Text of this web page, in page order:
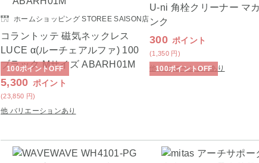
ホームショッピング STOREE SAISON店
コラントッテ 磁気ネックレス
LUCE α(ルーチェアルファ) 100
ブラック Mサイズ ABARH01M
5,300 ポイント
(23,850 円)
100ポイントOFF
他 バリエーションあり
U-ni 角栓クリーナー マ
ンク
300 ポイント
(1,350 円)
100ポイントOFF
他 バリエーションあり